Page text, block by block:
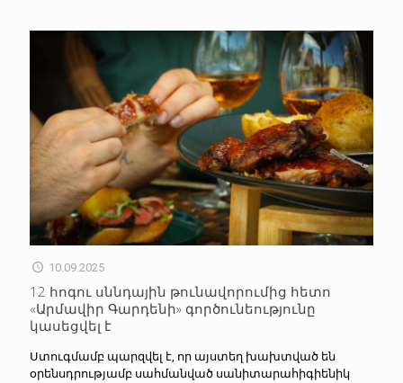
10.09.2025
12 հոգու սննդային թունավորումից հետո
«Արմավիր Գարդենի» գործունեությունը
կասեցվել է
Ստուգմամբ պարզվել է, որ այստեղ խախտված են
օրենսդրությամբ սահմանված սանիտարահիգիենիկ